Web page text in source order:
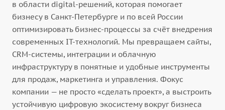
в области digital-решений, которая помогает
бизнесу в Санкт-Петербурге и по всей России
оптимизировать бизнес-процессы за счёт внедрения
современных IT-технологий. Мы превращаем сайты,
CRM-системы, интеграции и облачную
инфраструктуру в понятные и удобные инструменты
для продаж, маркетинга и управления. Фокус
компании — не просто «сделать проект», а выстроить
устойчивую цифровую экосистему вокруг бизнеса